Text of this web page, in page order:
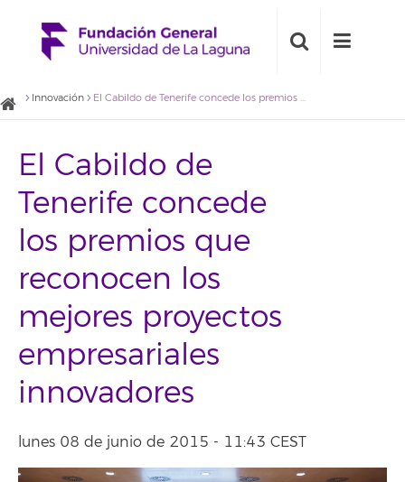
Innovación El Cabildo de Tenerife concede los premios que reconocen los mejores proyectos empresariales innovadores
El Cabildo de
Tenerife concede
los premios que
reconocen los
mejores proyectos
empresariales
innovadores
lunes 08 de junio de 2015 - 11:43 CEST